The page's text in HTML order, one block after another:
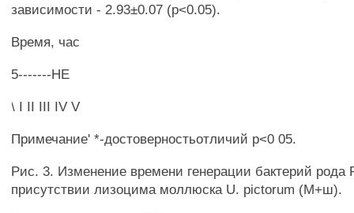
зависимости - 2.93±0.07 (р<0.05).
Время, час
5-------НЕ
\ I II III IV V
Примечание' *-достоверностьотличий р<0 05.
Рис. 3. Изменение времени генерации бактерий рода
присутствии лизоцима моллюска U. pictorum (М+ш).